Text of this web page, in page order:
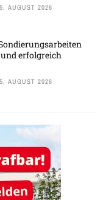
5. AUGUST 2026
erfolgreich
5. AUGUST 2026